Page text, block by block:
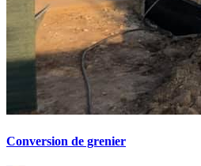
Conversion de grenier